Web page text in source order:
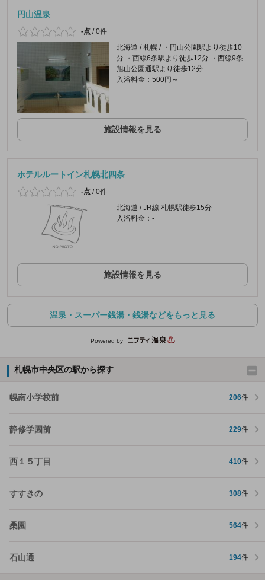
円山温泉
-点 /0件
北海道 / 札幌 / ・円山公園駅より徒歩10
分 ・西線6条駅より徒歩12分 ・西線9条
旭山公園通駅より徒歩12分
入浴料金：500円～
施設情報を見る
ホテルルートイン札幌北四条
-点 /0件
北海道 / JR線 札幌駅徒歩15分
入浴料金：-
施設情報を見る
温泉・スーパー銭湯・銭湯などをもっと見る
Powered by
札幌市中央区の駅から探す
幌南小学校前 206件
静修学園前 229件
西１５丁目 410件
すすきの 308件
桑園 564件
石山通 194件